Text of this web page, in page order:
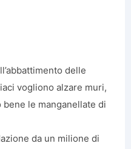
delle
vogliono alzare muri,
le manganellate di
da un milione di